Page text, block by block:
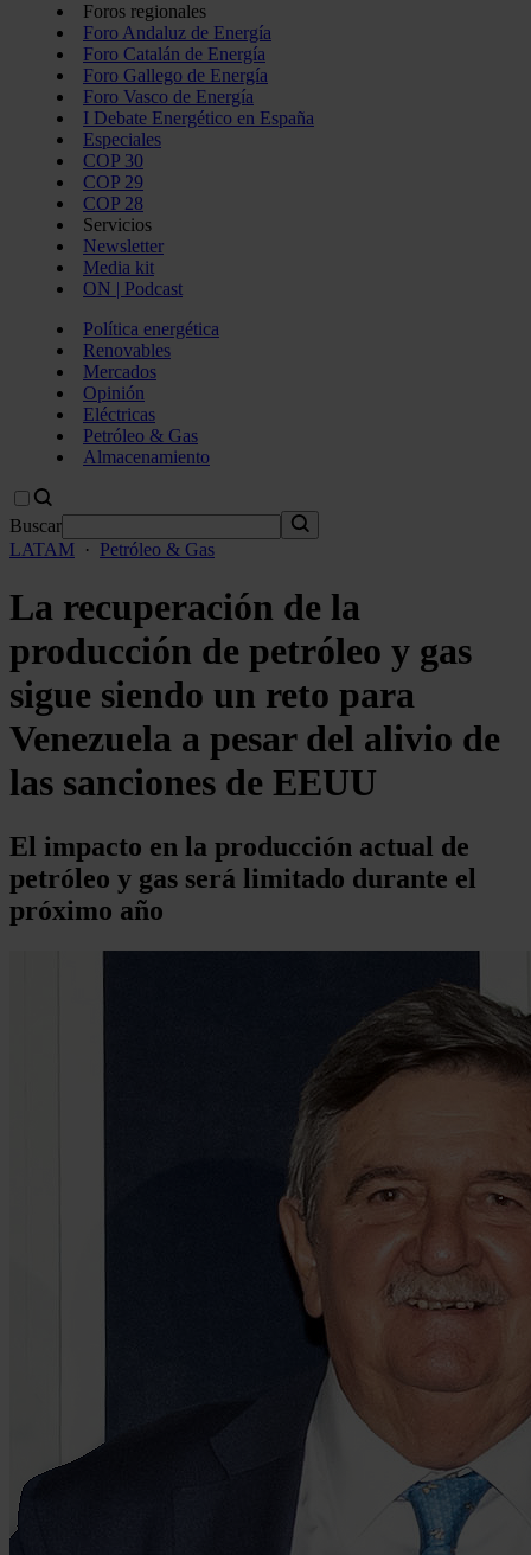
Foros regionales
Foro Andaluz de Energía
Foro Catalán de Energía
Foro Gallego de Energía
Foro Vasco de Energía
I Debate Energético en España
Especiales
COP 30
COP 29
COP 28
Servicios
Newsletter
Media kit
ON | Podcast
Política energética
Renovables
Mercados
Opinión
Eléctricas
Petróleo & Gas
Almacenamiento
Buscar
LATAM · Petróleo & Gas
La recuperación de la
producción de petróleo y gas
sigue siendo un reto para
Venezuela a pesar del alivio de
las sanciones de EEUU
El impacto en la producción actual de
petróleo y gas será limitado durante el
próximo año